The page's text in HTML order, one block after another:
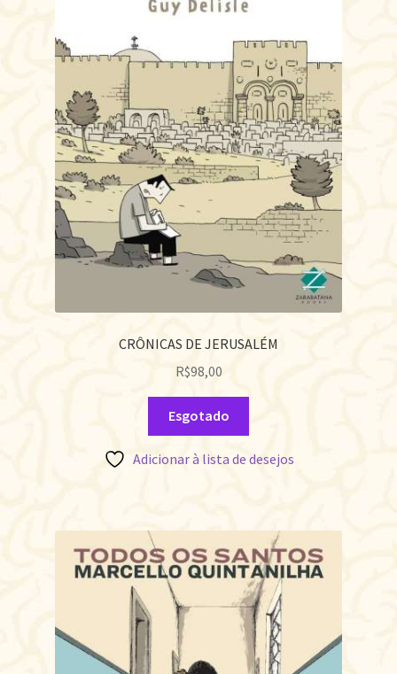
CRÔNICAS DE JERUSALÉM
R$98,00
Esgotado
Adicionar à lista de desejos